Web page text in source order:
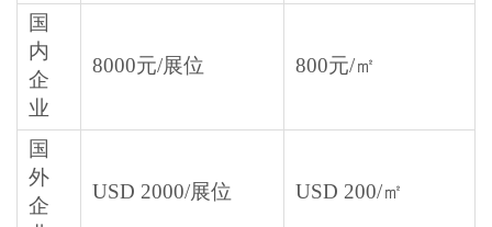
国
内
企
业
8000元/展位 800元/㎡
国
外
企
USD 2000/展位 USD 200/㎡